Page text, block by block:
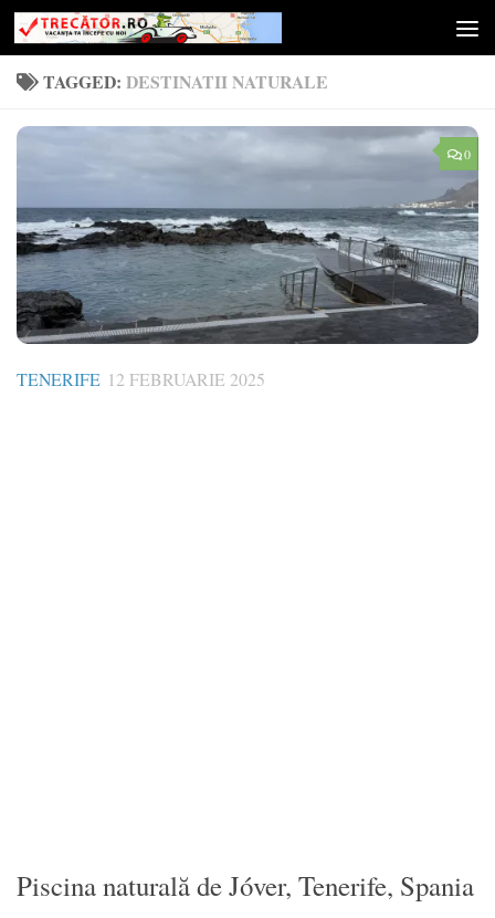
Skip to content
TAGGED: DESTINATII NATURALE
0
TENERIFE 12 FEBRUARIE 2025
Piscina naturală de Jóver, Tenerife, Spania